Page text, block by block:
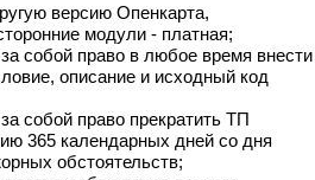
версию Опенкарта,
модули - платная;
собой право в любое время внести
описание и исходный код
собой право прекратить ТП
365 календарных дней со дня
обстоятельств;